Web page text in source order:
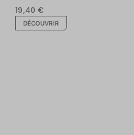
19,40 €
DÉCOUVRIR